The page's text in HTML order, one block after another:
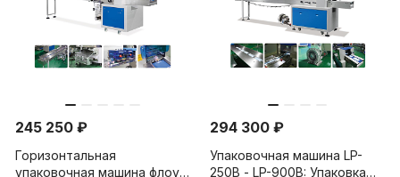
245 250 ₽
Горизонтальная
упаковочная машина флоу-
294 300 ₽
Упаковочная машина LP-
250B - LP-900B: Упаковка